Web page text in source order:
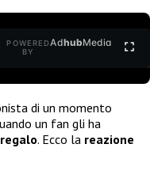
POWERED
BY
AdhubMedia
di un momento
un fan gli ha
. Ecco la reazione